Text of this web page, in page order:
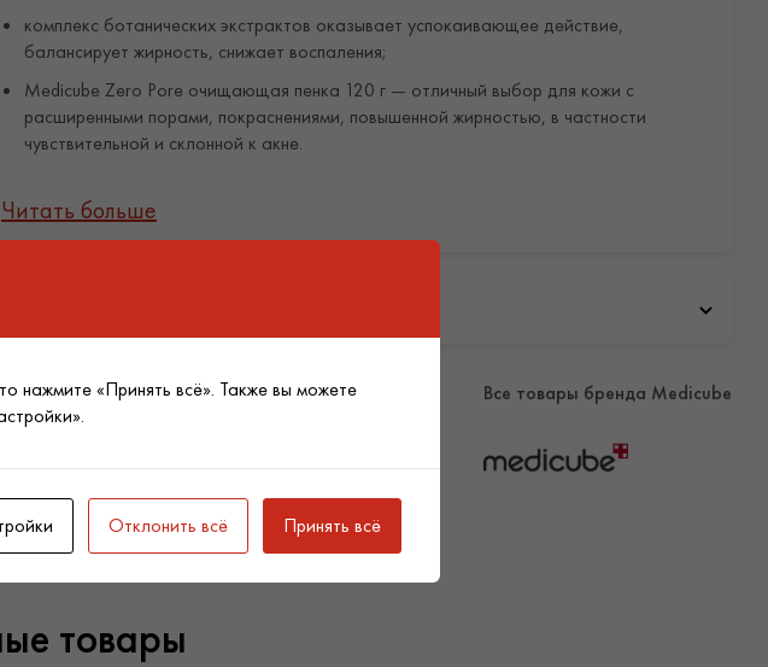
комплекс ботанических экстрактов оказывает успокаивающее действие,
балансирует жирность, снижает воспаления;
Medicube Zero Pore очищающая пенка 120 г — отличный выбор для кожи с
расширенными порами, покраснениями, повышенной жирностью, в частности
чувствительной и склонной к акне.
Способ применения
Смойте водой.
ежедневно.
Читать больше
Все товары бренда Medicube
товаром:
товары
нажмите «Принять всё». Также вы можете
Отклонить всё Принять всё